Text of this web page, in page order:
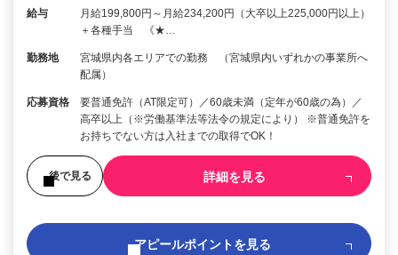
給与
月給199,800円～月給234,200円（大卒以上225,000円以上）
＋各種手当 《★…
勤務地
宮城県内各エリアでの勤務 （宮城県内いずれかの事業所へ
配属）
応募資格
要普通免許（AT限定可）／60歳未満（定年が60歳の為）／
高卒以上（※労働基準法等法令の規定により） ※普通免許を
お持ちでない方は入社までの取得でOK！
後で見る 詳細を見る
アピールポイントを見る